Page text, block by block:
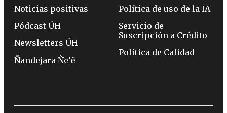
Noticias positivas
Pódcast ÚH
Newsletters ÚH
Ñandejara Ñe’ẽ
Política de uso de la IA
Servicio de
Suscripción a Crédito
Política de Calidad